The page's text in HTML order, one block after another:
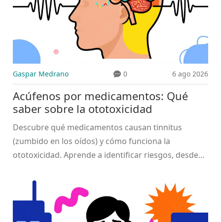
Gaspar Medrano 0 6 ago 2026
Acúfenos por medicamentos: Qué
saber sobre la ototoxicidad
Descubre qué medicamentos causan tinnitus
(zumbido en los oídos) y cómo funciona la
ototoxicidad. Aprende a identificar riesgos, desde
buscar ayuda médica.